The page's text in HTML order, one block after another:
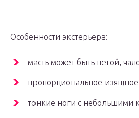
Особенности экстерьера:
масть может быть пегой,
пропорциональное изящное
тонкие ноги с небольшими